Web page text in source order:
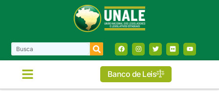
Banco de Leis